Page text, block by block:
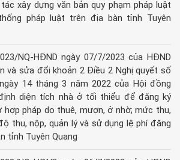
xây dựng văn bản quy phạm pháp luật
pháp luật trên địa bàn tỉnh Tuyên
NQ-HĐND ngày 07/7/2023 của HĐND
và sửa đổi khoản 2 Điều 2 Nghị quyết số
14 tháng 3 năm 2022 của Hội đồng
diện tích nhà ở tối thiểu để đăng ký
pháp do thuê, mượn, ở nhờ; mức thu,
thu, nộp, quản lý và sử dụng lệ phí đăng
tỉnh Tuyên Quang